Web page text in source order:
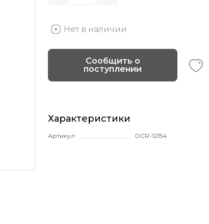
Нет в наличии
Сообщить о
поступлении
Характеристики
Артикул DCR-12154